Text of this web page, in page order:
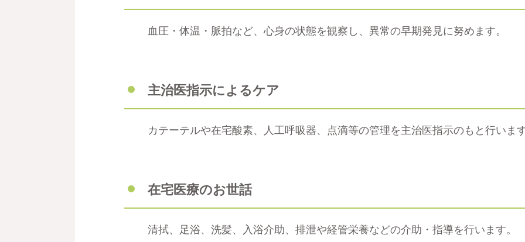
血圧・体温・脈拍など、心身の状態を観察し、異常の早期発見に努めます。
主治医指示によるケア
カテーテルや在宅酸素、人工呼吸器、点滴等の管理を主治医指示のもと行いま
在宅医療のお世話
清拭、足浴、洗髪、入浴介助、排泄や経管栄養などの介助・指導を行います。